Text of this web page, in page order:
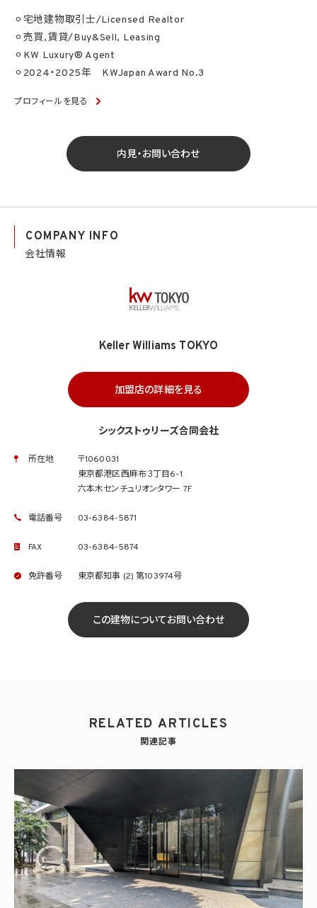
⚪︎宅地建物取引士/Licensed Realtor
⚪︎売買,賃貸/Buy&Sell, Leasing
⚪︎KW Luxury® Agent
⚪︎2024・2025年 KWJapan Award No.3
プロフィールを見る
内見・お問い合わせ
COMPANY INFO
会社情報
Keller Williams TOKYO
加盟店の詳細を見る
シックストゥリーズ合同会社
所在地
〒1060031
東京都港区西麻布３丁目6-1
六本木センチュリオンタワー 7F
電話番号 03-6384-5871
FAX 03-6384-5874
免許番号 東京都知事 (2) 第103974号
この建物についてお問い合わせ
RELATED ARTICLES
関連記事